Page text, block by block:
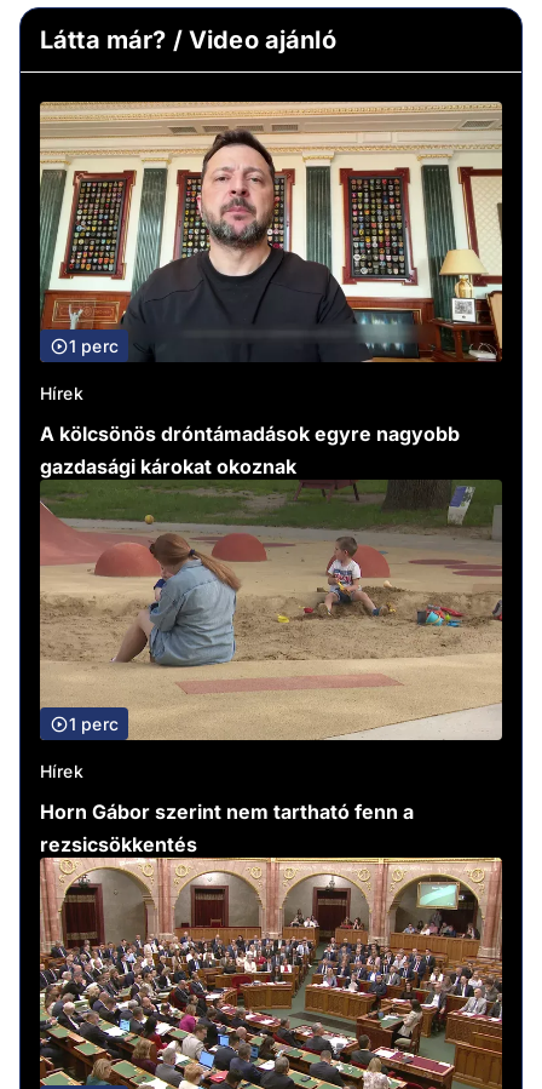
Látta már? / Video ajánló
1 perc
Hírek
A kölcsönös dróntámadások egyre nagyobb
gazdasági károkat okoznak
1 perc
Hírek
Horn Gábor szerint nem tartható fenn a
rezsicsökkentés